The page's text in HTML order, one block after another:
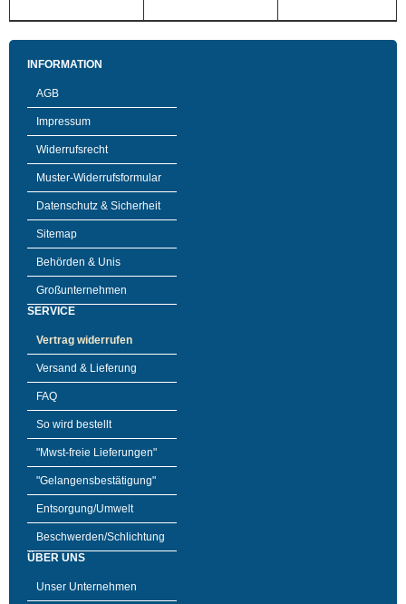
INFORMATION
AGB
Impressum
Widerrufsrecht
Muster-Widerrufsformular
Datenschutz & Sicherheit
Sitemap
Behörden & Unis
Großunternehmen
SERVICE
Vertrag widerrufen
Versand & Lieferung
FAQ
So wird bestellt
"Mwst-freie Lieferungen"
"Gelangensbestätigung"
Entsorgung/Umwelt
Beschwerden/Schlichtung
ÜBER UNS
Unser Unternehmen